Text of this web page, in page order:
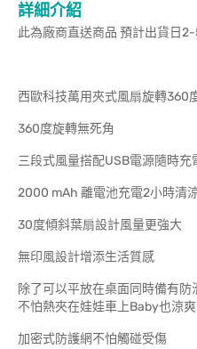
詳細介紹
此為廠商直送商品 預計出貨日
西歐科技萬用夾式風扇旋轉360
360度旋轉無死角
三段式風量搭配USB電源隨時充
2000 mAh 離電池充電2小時清
30度傾斜葉扇設計風量更強大
無印風設計增添生活質感
除了可以平放在桌面同時備有
不怕熱夾在娃娃車上Baby也涼爽
加密式防護網不怕觸碰受傷